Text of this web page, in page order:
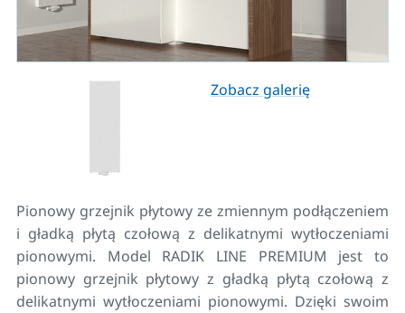
Zobacz galerię
Pionowy grzejnik płytowy ze zmiennym podłączeniem
i gładką płytą czołową z delikatnymi wytłoczeniami
pionowymi. Model RADIK LINE PREMIUM jest to
pionowy grzejnik płytowy z gładką płytą czołową z
delikatnymi wytłoczeniami pionowymi. Dzięki swoim